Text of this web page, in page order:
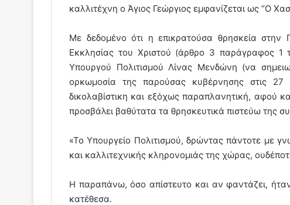
καλλιτέχνη ο Άγιος Γεώργιος εμφανίζεται ως “O
Με δεδομένο ότι η επικρατούσα θρησκεία στην
Εκκλησίας του Χριστού (άρθρο 3 παράγραφος 1
Υπουργού Πολιτισμού Λίνας Μενδώνη (να
ορκωμοσία της παρούσας κυβέρνησης στις
δικολαβίστικη και εξόχως παραπλανητική, αφού
προσβάλει βαθύτατα τα θρησκευτικά πιστεύω της
«Το Υπουργείο Πολιτισμού, δρώντας πάντοτε με
και καλλιτεχνικής κληρονομιάς της χώρας,
Η παραπάνω, όσο απίστευτο και αν φαντάζει,
κατέθεσα.